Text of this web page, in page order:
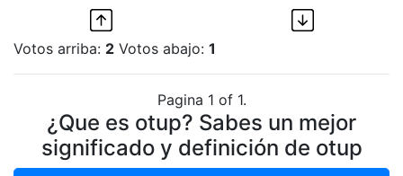
Votos arriba: 2 Votos abajo: 1
Pagina 1 of 1.
¿Que es otup? Sabes un mejor
significado y definición de otup